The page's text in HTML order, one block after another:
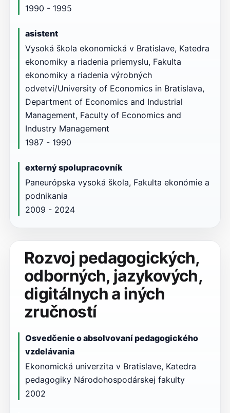
1990 - 1995
asistent
Vysoká škola ekonomická v Bratislave, Katedra
ekonomiky a riadenia priemyslu, Fakulta
ekonomiky a riadenia výrobných
odvetví/University of Economics in Bratislava,
Department of Economics and Industrial
Management, Faculty of Economics and
Industry Management
1987 - 1990
externý spolupracovník
Paneurópska vysoká škola, Fakulta ekonómie a
podnikania
2009 - 2024
Rozvoj pedagogických,
odborných, jazykových,
digitálnych a iných
zručností
Osvedčenie o absolvovaní pedagogického
vzdelávania
Ekonomická univerzita v Bratislave, Katedra
pedagogiky Národohospodárskej fakulty
2002